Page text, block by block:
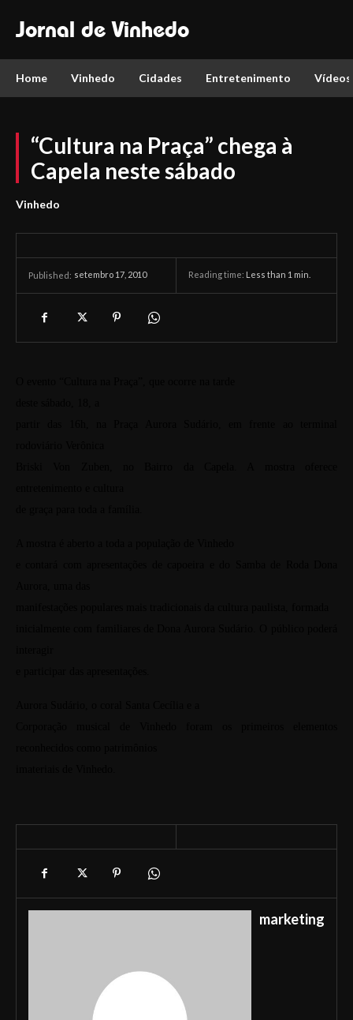
Jornal de Vinhedo
Home Vinhedo Cidades Entretenimento Vídeos
“Cultura na Praça” chega à
Capela neste sábado
Vinhedo
Published: setembro 17, 2010 Reading time: Less than 1 min.
marketing